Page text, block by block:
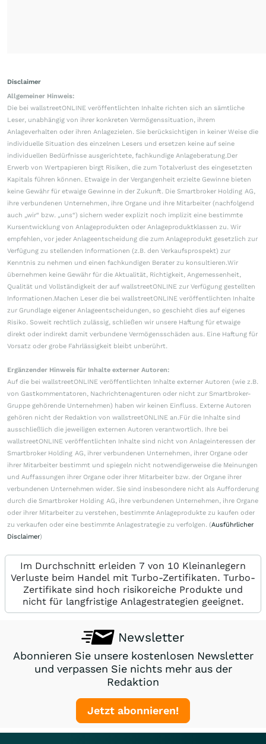
Disclaimer
Allgemeiner Hinweis:
Die bei wallstreetONLINE veröffentlichten Inhalte richten sich an sämtliche
Leser, unabhängig von ihrer konkreten Vermögenssituation, ihrem
Anlageverhalten oder ihren Anlagezielen. Sie berücksichtigen in keiner Weise die
individuelle Situation des einzelnen Lesers und ersetzen keine auf seine
individuellen Bedürfnisse ausgerichtete, fachkundige Anlageberatung.Der
Erwerb von Wertpapieren birgt Risiken, die zum Totalverlust des eingesetzten
Kapitals führen können. Etwaige in der Vergangenheit erzielte Gewinne bieten
keine Gewähr für etwaige Gewinne in der Zukunft. Die Smartbroker Holding AG,
ihre verbundenen Unternehmen, ihre Organe und ihre Mitarbeiter (nachfolgend
auch „wir“ bzw. „uns“) sichern weder explizit noch implizit eine bestimmte
Kursentwicklung von Anlageprodukten oder Anlageproduktklassen zu. Wir
empfehlen, vor jeder Anlageentscheidung die zum Anlageprodukt gesetzlich zur
Verfügung zu stellenden Informationen (z.B. den Verkaufsprospekt) zur
Kenntnis zu nehmen und einen fachkundigen Berater zu konsultieren.Wir
übernehmen keine Gewähr für die Aktualität, Richtigkeit, Angemessenheit,
Qualität und Vollständigkeit der auf wallstreetONLINE zur Verfügung gestellten
Informationen.Machen Leser die bei wallstreetONLINE veröffentlichten Inhalte
zur Grundlage eigener Anlageentscheidungen, so geschieht dies auf eigenes
Risiko. Soweit rechtlich zulässig, schließen wir unsere Haftung für etwaige
direkt oder indirekt damit verbundene Vermögensschäden aus. Eine Haftung für
Vorsatz oder grobe Fahrlässigkeit bleibt unberührt.
Ergänzender Hinweis für Inhalte externer Autoren:
Auf die bei wallstreetONLINE veröffentlichten Inhalte externer Autoren (wie z.B.
von Gastkommentatoren, Nachrichtenagenturen oder nicht zur Smartbroker-
Gruppe gehörende Unternehmen) haben wir keinen Einfluss. Externe Autoren
gehören nicht der Redaktion von wallstreetONLINE an.Für die Inhalte sind
ausschließlich die jeweiligen externen Autoren verantwortlich. Ihre bei
wallstreetONLINE veröffentlichten Inhalte sind nicht von Anlageinteressen der
Smartbroker Holding AG, ihrer verbundenen Unternehmen, ihrer Organe oder
ihrer Mitarbeiter bestimmt und spiegeln nicht notwendigerweise die Meinungen
und Auffassungen ihrer Organe oder ihrer Mitarbeiter bzw. der Organe ihrer
verbundenen Unternehmen wider. Sie sind insbesondere nicht als Aufforderung
durch die Smartbroker Holding AG, ihre verbundenen Unternehmen, ihre Organe
oder ihrer Mitarbeiter zu verstehen, bestimmte Anlageprodukte zu kaufen oder
zu verkaufen oder eine bestimmte Anlagestrategie zu verfolgen. (Ausführlicher
Disclaimer)
Im Durchschnitt erleiden 7 von 10 Kleinanlegern
Verluste beim Handel mit Turbo-Zertifikaten. Turbo-
Zertifikate sind hoch risikoreiche Produkte und
nicht für langfristige Anlagestrategien geeignet.
Newsletter
Abonnieren Sie unsere kostenlosen Newsletter
und verpassen Sie nichts mehr aus der
Redaktion
Jetzt abonnieren!